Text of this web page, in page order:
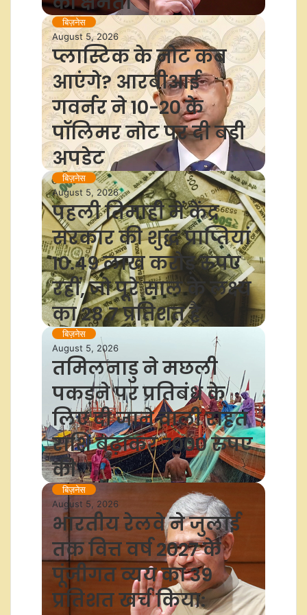
बिज़नेस
August 5, 2026
प्लास्टिक के नोट कब
आएंगे? आरबीआई
गवर्नर ने 10-20 के
पॉलिमर नोट पर दी बड़ी
अपडेट
बिज़नेस
August 5, 2026
पहली तिमाही में केंद्र
सरकार की शुद्ध प्राप्तियां
10.49 लाख करोड़ रुपए
रहीं, जो पूरे साल के लक्ष्य
का 28.7 प्रतिशत है
बिज़नेस
August 5, 2026
तमिलनाडु ने मछली
पकड़ने पर प्रतिबंध के
लिए दी जाने वाली राहत
राशि बढ़ाकर 7000 रुपए
की
बिज़नेस
August 5, 2026
भारतीय रेलवे ने जुलाई
तक वित्त वर्ष 2027 के
पूंजीगत व्यय का 39
प्रतिशत खर्च किया: